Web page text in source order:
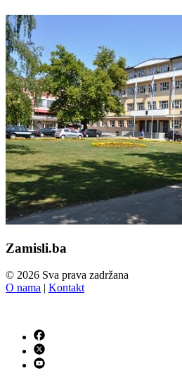
Zamisli.ba
© 2026 Sva prava zadržana
O nama | Kontakt